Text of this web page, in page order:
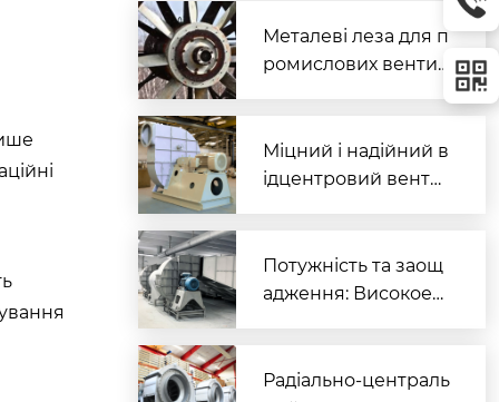
ивної вентиляції
Металеві леза для п
ромислових вентил
овічність
Міцний і надійний в
ідцентровий венти
Потужність та заощ
адження: Високоеф
сучасної промислов
Радіально-централь